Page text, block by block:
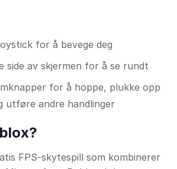
for å bevege deg
side av skjermen for å se rundt
for å hoppe, plukke opp
utføre andre handlinger
FPS-skytespill som kombinerer